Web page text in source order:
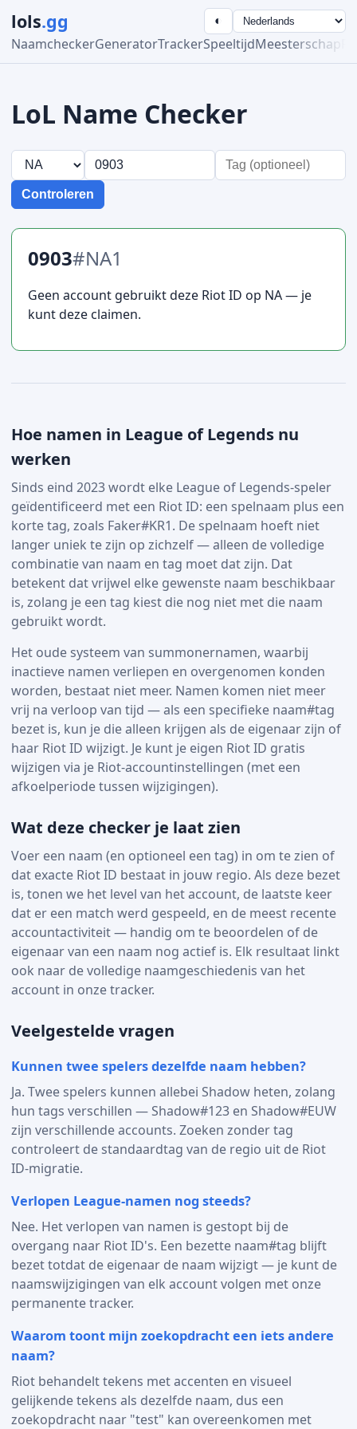
lols.gg
NaamcheckerGeneratorTrackerSpeeltijdMeesterschap
◐
LoL Name Checker
Controleren
0903#NA1
Geen account gebruikt deze Riot ID op NA — je
kunt deze claimen.
Hoe namen in League of Legends nu
werken
Sinds eind 2023 wordt elke League of Legends-speler
geïdentificeerd met een Riot ID: een spelnaam plus een
korte tag, zoals Faker#KR1. De spelnaam hoeft niet
langer uniek te zijn op zichzelf — alleen de volledige
combinatie van naam en tag moet dat zijn. Dat
betekent dat vrijwel elke gewenste naam beschikbaar
is, zolang je een tag kiest die nog niet met die naam
gebruikt wordt.
Het oude systeem van summonernamen, waarbij
inactieve namen verliepen en overgenomen konden
worden, bestaat niet meer. Namen komen niet meer
vrij na verloop van tijd — als een specifieke naam#tag
bezet is, kun je die alleen krijgen als de eigenaar zijn of
haar Riot ID wijzigt. Je kunt je eigen Riot ID gratis
wijzigen via je Riot-accountinstellingen (met een
afkoelperiode tussen wijzigingen).
Wat deze checker je laat zien
Voer een naam (en optioneel een tag) in om te zien of
dat exacte Riot ID bestaat in jouw regio. Als deze bezet
is, tonen we het level van het account, de laatste keer
dat er een match werd gespeeld, en de meest recente
accountactiviteit — handig om te beoordelen of de
eigenaar van een naam nog actief is. Elk resultaat linkt
ook naar de volledige naamgeschiedenis van het
account in onze tracker.
Veelgestelde vragen
Kunnen twee spelers dezelfde naam hebben?
Ja. Twee spelers kunnen allebei Shadow heten, zolang
hun tags verschillen — Shadow#123 en Shadow#EUW
zijn verschillende accounts. Zoeken zonder tag
controleert de standaardtag van de regio uit de Riot
ID-migratie.
Verlopen League-namen nog steeds?
Nee. Het verlopen van namen is gestopt bij de
overgang naar Riot ID's. Een bezette naam#tag blijft
bezet totdat de eigenaar de naam wijzigt — je kunt de
naamswijzigingen van elk account volgen met onze
permanente tracker.
Waarom toont mijn zoekopdracht een iets andere
naam?
Riot behandelt tekens met accenten en visueel
gelijkende tekens als dezelfde naam, dus een
zoekopdracht naar "test" kan overeenkomen met